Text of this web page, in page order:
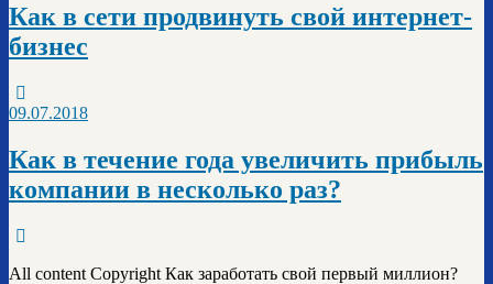
Как в сети продвинуть свой интернет-
бизнес
09.07.2018
Как в течение года увеличить прибыль
компании в несколько раз?
All content Copyright Как заработать свой первый миллион?